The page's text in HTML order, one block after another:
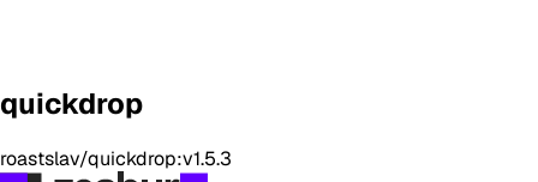
quickdrop
roastslav/quickdrop:v1.5.3